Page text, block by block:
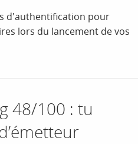
d'authentification pour
lors du lancement de vos
48/100 : tu